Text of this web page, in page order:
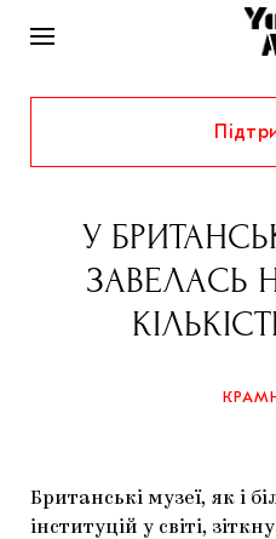
У
ЗАВЕЛАСЬ
Британські музеї, як і
інституцій у світі,